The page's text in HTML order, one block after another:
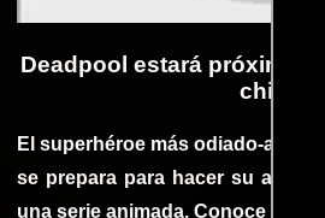
Deadpool estará
chica
El superhéroe más odiado-
se prepara para hacer su arribo
una serie animada. Conoce más